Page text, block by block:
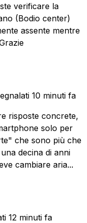
verificare la
(Bodio center)
assente mentre
10 minuti fa
risposte concrete,
solo per
che sono più che
decina di anni
cambiare aria...
12 minuti fa